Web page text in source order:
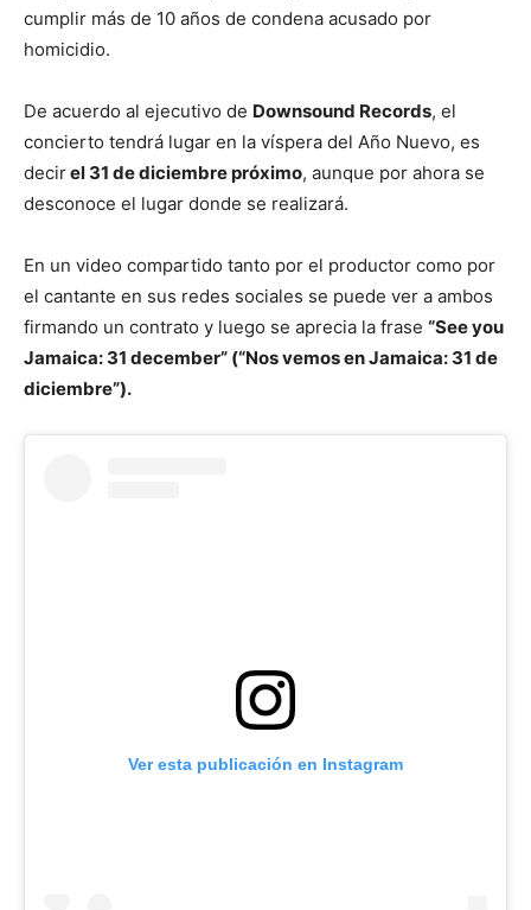
cumplir más de 10 años de condena acusado por
homicidio.
De acuerdo al ejecutivo de Downsound Records, el
concierto tendrá lugar en la víspera del Año Nuevo, es
decirel 31 de diciembre próximo, aunque por ahora se
desconoce el lugar donde se realizará.
En un video compartido tanto por el productor como por
el cantante en sus redes sociales se puede ver a ambos
firmando un contrato y luego se aprecia la frase “See you
Jamaica: 31 december” (“Nos vemos en Jamaica: 31 de
diciembre”).
Ver esta publicación en Instagram